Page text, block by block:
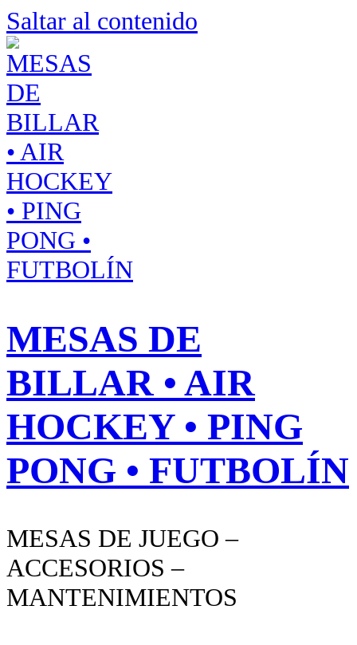
Saltar al contenido
MESAS DE
BILLAR • AIR
HOCKEY • PING
PONG • FUTBOLÍN
MESAS DE JUEGO –
ACCESORIOS –
MANTENIMIENTOS